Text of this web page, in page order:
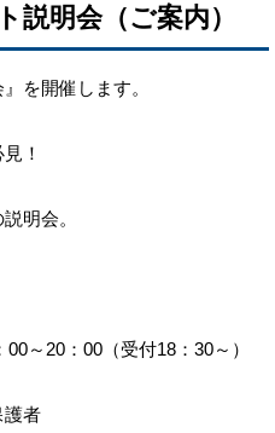
説明会（ご案内）
を開催します。
！
明会。
～20：00（受付18：30～）
者